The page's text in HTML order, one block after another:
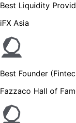
Best Liquidity
iFX Asia
Best Founder
Fazzaco Hall of